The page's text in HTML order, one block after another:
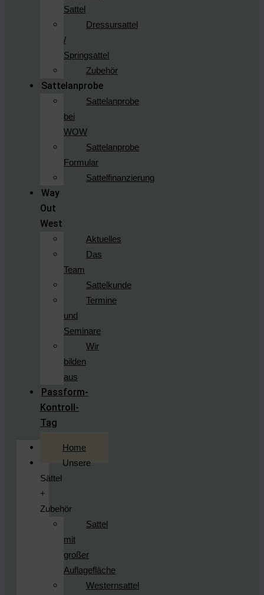
Sattel
Dressursattel
/
Springsattel
Zubehör
Sattelanprobe
Sattelanprobe
bei
WOW
Sattelanprobe
Formular
Sattelfinanzierung
Way
Out
West
Aktuelles
Das
Team
Sattelkunde
Termine
und
Seminare
Wir
bilden
aus
Passform-
Kontroll-
Tag
Home
Unsere
Sättel
+
Zubehör
Sattel
mit
großer
Auflagefläche
Westernsattel